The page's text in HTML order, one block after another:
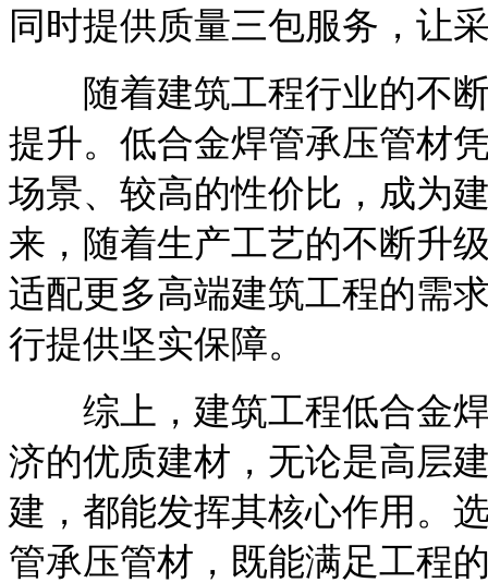
同时提供质量三包服务，让
随着建筑工程行业的不断
提升。低合金焊管承压管材
场景、较高的性价比，成为
来，随着生产工艺的不断升
适配更多高端建筑工程的需
行提供坚实保障。
综上，建筑工程低合金焊
济的优质建材，无论是高层
建，都能发挥其核心作用。
管承压管材，既能满足工程